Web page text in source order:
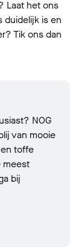
Laat het ons
duidelijk is en
Tik ons dan
NOG
van mooie
toffe
meest
bij